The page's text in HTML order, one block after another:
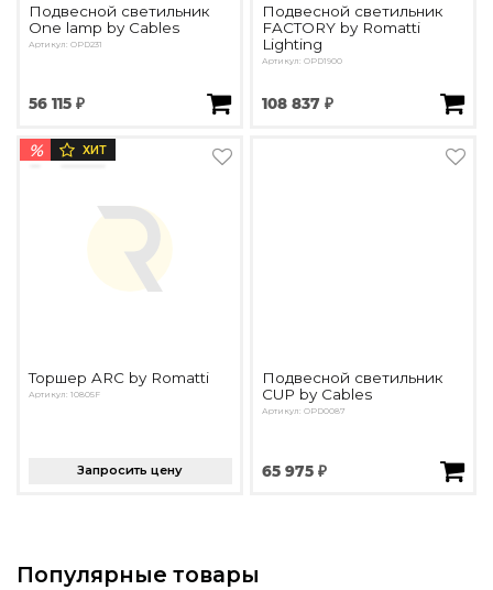
Подвесной светильник
One lamp by Cables
Артикул: OPD231
56 115 ₽
Подвесной светильник
FACTORY by Romatti
Lighting
Артикул: OPD1900
108 837 ₽
% ХИТ
Торшер ARC by Romatti
Артикул: 10805F
Запросить цену
Подвесной светильник
CUP by Cables
Артикул: OPD0087
65 975 ₽
Популярные товары